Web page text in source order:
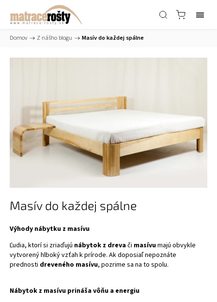
Domov / Z nášho blogu / Masív do každej spálne
Masív do každej spálne
Výhody nábytku z masívu
Ľudia, ktorí si zriaďujú nábytok z drevači masívumajú obvykle
vytvorený hlboký vzťah k prírode. Ak doposiaľ nepoznáte
prednosti dreveného masívu, pozrime sa na to spolu.
Nábytok z masívu prináša vôňu a energiu